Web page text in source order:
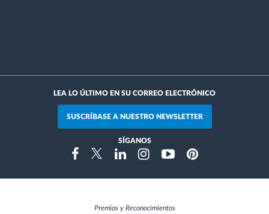
LEA LO ÚLTIMO EN SU CORREO ELECTRÓNICO
SUSCRÍBASE A NUESTRO NEWSLETTER
SÍGANOS
FacebookTwitterLinkedinInstragramYoutubePinterest
Premios y Reconocimientos